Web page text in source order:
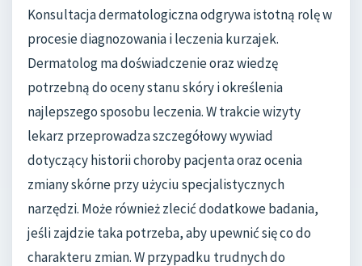
Konsultacja dermatologiczna odgrywa istotną rolę w
procesie diagnozowania i leczenia kurzajek.
Dermatolog ma doświadczenie oraz wiedzę
potrzebną do oceny stanu skóry i określenia
najlepszego sposobu leczenia. W trakcie wizyty
lekarz przeprowadza szczegółowy wywiad
dotyczący historii choroby pacjenta oraz ocenia
zmiany skórne przy użyciu specjalistycznych
narzędzi. Może również zlecić dodatkowe badania,
jeśli zajdzie taka potrzeba, aby upewnić się co do
charakteru zmian. W przypadku trudnych do